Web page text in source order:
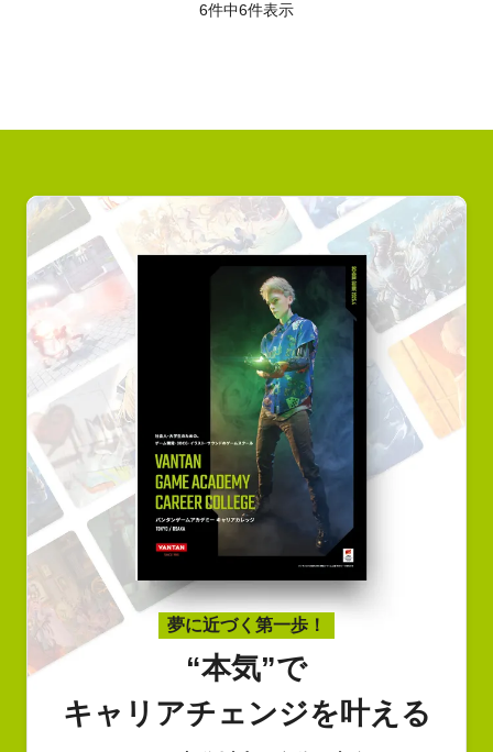
6件中6件表示
夢に近づく第一歩！
“本気”で
キャリアチェンジを叶える